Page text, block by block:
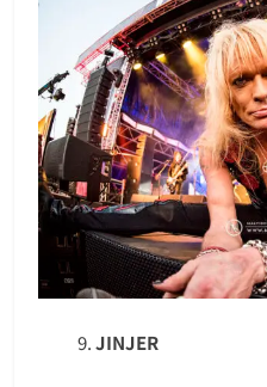
JINJER